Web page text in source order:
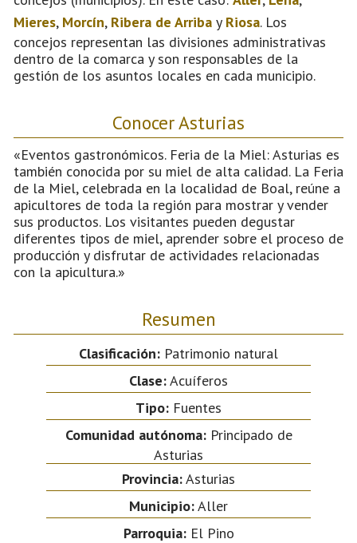
Mieres, Morcín, Ribera de Arriba y Riosa. Los
concejos representan las divisiones administrativas
dentro de la comarca y son responsables de la
gestión de los asuntos locales en cada municipio.
Conocer Asturias
«Eventos gastronómicos. Feria de la Miel: Asturias es
también conocida por su miel de alta calidad. La Feria
de la Miel, celebrada en la localidad de Boal, reúne a
apicultores de toda la región para mostrar y vender
sus productos. Los visitantes pueden degustar
diferentes tipos de miel, aprender sobre el proceso de
producción y disfrutar de actividades relacionadas
con la apicultura.»
Resumen
Clasificación: Patrimonio natural
Clase:Acuíferos
Tipo: Fuentes
Comunidad autónoma:Principado de
Asturias
Provincia:Asturias
Municipio:Aller
Parroquia:El Pino